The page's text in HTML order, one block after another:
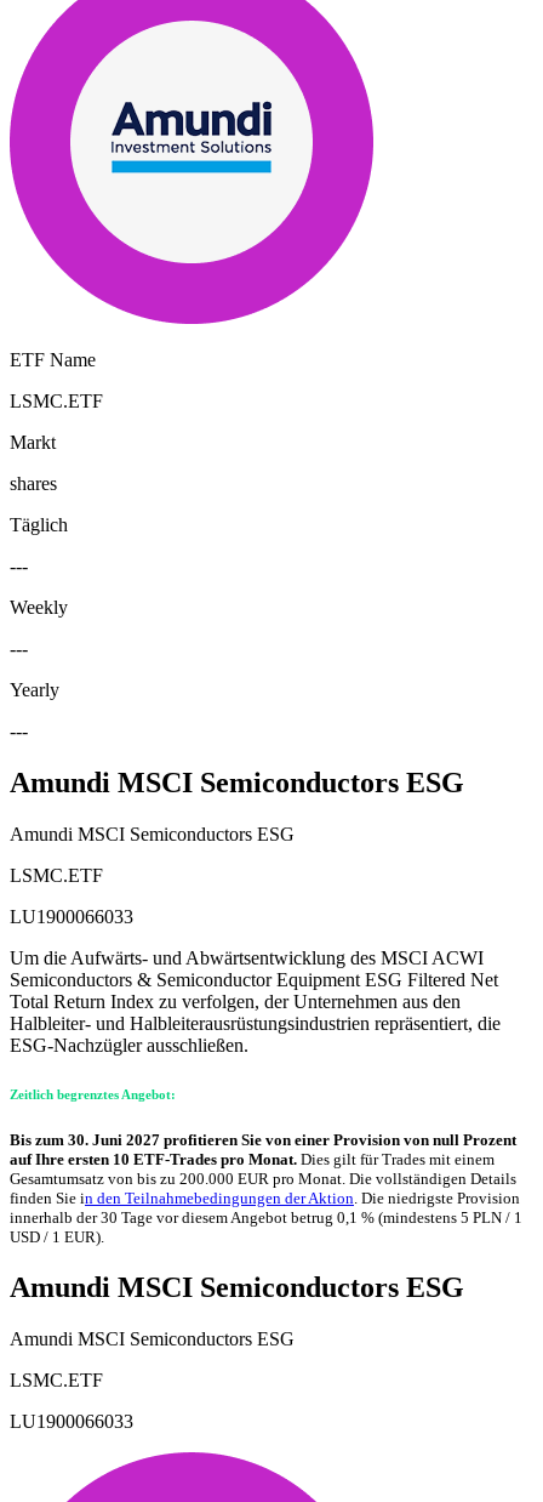
ETF Name
LSMC.ETF
Markt
shares
Täglich
---
Weekly
---
Yearly
---
Amundi MSCI Semiconductors ESG
Amundi MSCI Semiconductors ESG
LSMC.ETF
LU1900066033
Um die Aufwärts- und Abwärtsentwicklung des MSCI ACWI
Semiconductors & Semiconductor Equipment ESG Filtered Net
Total Return Index zu verfolgen, der Unternehmen aus den
Halbleiter- und Halbleiterausrüstungsindustrien repräsentiert, die
ESG-Nachzügler ausschließen.
Zeitlich begrenztes Angebot:
Bis zum 30. Juni 2027 profitieren Sie von einer Provision von null Prozent
auf Ihre ersten 10 ETF-Trades pro Monat. Dies gilt für Trades mit einem
Gesamtumsatz von bis zu 200.000 EUR pro Monat. Die vollständigen Details
finden Sie in den Teilnahmebedingungen der Aktion. Die niedrigste Provision
innerhalb der 30 Tage vor diesem Angebot betrug 0,1 % (mindestens 5 PLN / 1
USD / 1 EUR).
Amundi MSCI Semiconductors ESG
Amundi MSCI Semiconductors ESG
LSMC.ETF
LU1900066033